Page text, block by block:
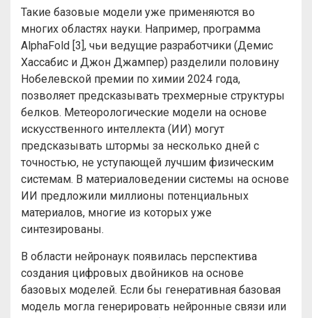
Такие базовые модели уже применяются во
многих областях науки. Например, программа
AlphaFold [3], чьи ведущие разработчики (Демис
Хассабис и Джон Джампер) разделили половину
Нобелевской премии по химии 2024 года,
позволяет предсказывать трехмерные структуры
белков. Метеорологические модели на основе
искусственного интеллекта (ИИ) могут
предсказывать штормы за несколько дней с
точностью, не уступающей лучшим физическим
системам. В материаловедении системы на основе
ИИ предложили миллионы потенциальных
материалов, многие из которых уже
синтезированы.
В области нейронаук появилась перспектива
создания цифровых двойников на основе
базовых моделей. Если бы генеративная базовая
модель могла генерировать нейронные связи или